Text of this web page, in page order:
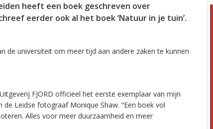
heeft een boek geschreven over
eerder ook al het boek ‘Natuur in je tuin’.
universiteit om meer tijd aan andere zaken te kunnen
FJORD officieel het eerste exemplaar van mijn
Leidse fotograaf Monique Shaw. “Een boek vol
Alles voor meer duurzaamheid en meer